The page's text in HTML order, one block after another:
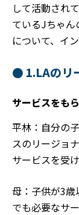
して活動され
ているJちゃん
について、イ
1.LAのリ
サービスをも
平林：自分の
スのリージョ
サービスを受
母：子供が3
でも必要なサ